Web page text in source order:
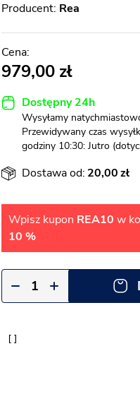
Producent: Rea
979,00
Dostępny 24h
Wysyłamy
Przewidywany czas
godziny 10:30: Jutro
Dostawa od: 20,00
Wpisz kupon REA10 w
10 %